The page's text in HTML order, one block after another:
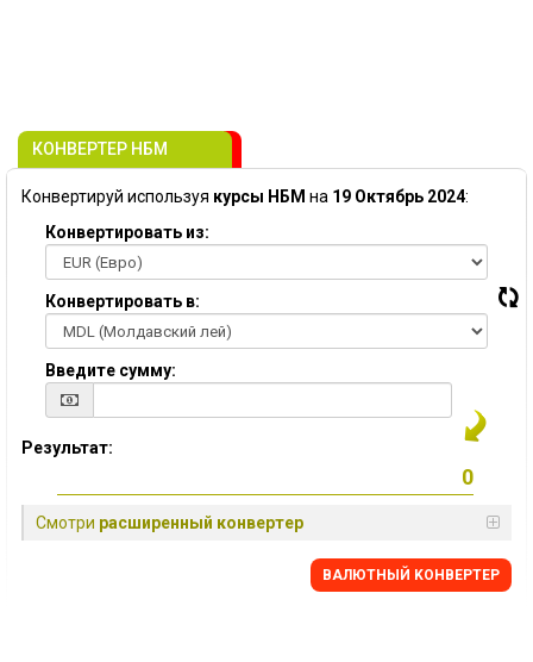
КОНВЕРТЕР НБМ
Конвертируй используя курсы НБМ на 19 Октябрь 2024:
Конвертировать из:
Конвертировать в:
Введите сумму:
Результат:
Смотри расширенный конвертер
BАЛЮТНЫЙ KОНВЕРТЕР